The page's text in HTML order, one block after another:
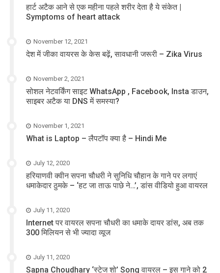
हार्ट अटैक आने से एक महीना पहले शरीर देता है ये संकेत |
Symptoms of heart attack
November 12, 2021
देश में जीका वायरस के केस बढ़ें, सावधानी जरूरी – Zika Virus
November 2, 2021
सोशल नेटवर्किंग साइट WhatsApp , Facebook, Insta डाउन,
साइबर अटैक या DNS में समस्या?
November 1, 2021
What is Laptop – लैपटॉप क्या है – Hindi Me
July 12, 2020
हरियाणवी क्वीन सपना चौधरी ने सुनिधि चौहान के गाने पर लगाएं
धमाकेदार ठुमके – ‘हट जा ताऊ पाछे ने…’, डांस वीडियो हुआ वायरल
July 11, 2020
Internet पर वायरल सपना चौधरी का धमाके दायर डांस, अब तक
300 मिलियन से भी ज्यादा व्यूज
July 11, 2020
Sapna Choudhary ‘स्टेज शो’ Song वायरल – इस गाने को 2